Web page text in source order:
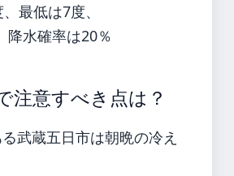
最低は7度、
水確率は20％
注意すべき点は？
武蔵五日市は朝晩の冷え